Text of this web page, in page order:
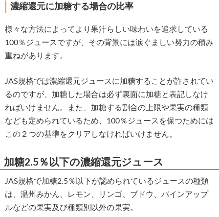
濃縮還元に加糖する場合の比率
様々な方法によってより果汁らしい味わいを追求している
100％ジュースですが、その背景には涙ぐましい努力の積み
重ねがあります。
JAS規格では濃縮還元ジュースに加糖することが許されてい
るのですが、加糖した場合は必ず裏面に加糖と表記しなけ
ればいけません。また、加糖する割合の上限や果実の種類
なども定められているため、100％ジュースを保つためには
この２つの基準をクリアしなければいけません。
加糖2.5％以下の濃縮還元ジュース
JAS規格で加糖2.5％以下が認められているジュースの種類
は、温州みかん、レモン、リンゴ、ブドウ、パインアップ
ルなどの果実及び種類別以外の果実。